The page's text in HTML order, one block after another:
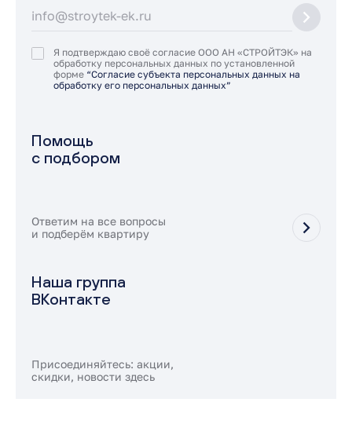
Я подтверждаю своё согласие ООО АН «СТРОЙТЭК» на
обработку персональных данных по установленной
форме “Согласие субъекта персональных данных на
обработку его персональных данных”
Помощь
с подбором
Ответим на все вопросы
и подберём квартиру
Наша группа
ВКонтакте
Присоединяйтесь: акции,
скидки, новости здесь